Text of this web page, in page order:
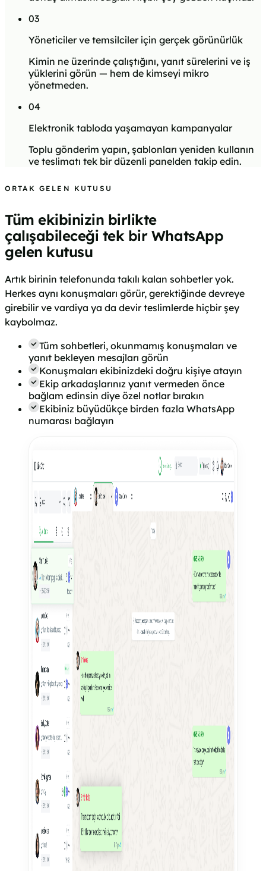
03
Yöneticiler ve temsilciler için gerçek görünürlük
Kimin ne üzerinde çalıştığını, yanıt sürelerini ve iş
yüklerini görün — hem de kimseyi mikro
yönetmeden.
04
Elektronik tabloda yaşamayan kampanyalar
Toplu gönderim yapın, şablonları yeniden kullanın
ve teslimatı tek bir düzenli panelden takip edin.
ORTAK GELEN KUTUSU
Tüm ekibinizin birlikte
çalışabileceği tek bir WhatsApp
gelen kutusu
Artık birinin telefonunda takılı kalan sohbetler yok.
Herkes aynı konuşmaları görür, gerektiğinde devreye
girebilir ve vardiya ya da devir teslimlerde hiçbir şey
kaybolmaz.
Tüm sohbetleri, okunmamış konuşmaları ve
yanıt bekleyen mesajları görün
Konuşmaları ekibinizdeki doğru kişiye atayın
Ekip arkadaşlarınız yanıt vermeden önce
bağlam edinsin diye özel notlar bırakın
Ekibiniz büyüdükçe birden fazla WhatsApp
numarası bağlayın